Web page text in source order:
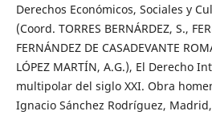
Derechos Económicos, Sociales y
(Coord. TORRES BERNÁRDEZ, S.,
FERNÁNDEZ DE CASADEVANTE
LÓPEZ MARTÍN, A.G.), El Derecho
multipolar del siglo XXI. Obra
Ignacio Sánchez Rodríguez,